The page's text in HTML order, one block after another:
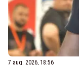
7 aug. 2026, 18:56